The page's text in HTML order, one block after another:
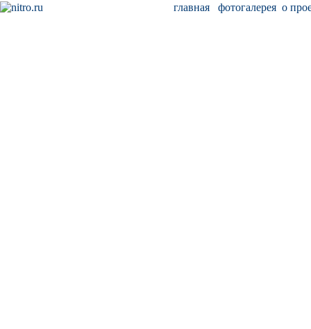
главная фотогалерея о